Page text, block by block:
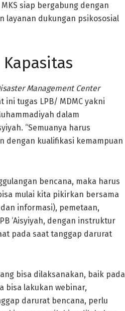
siap bergabung dengan
layanan dukungan psikososial
Management Center
ini tugas LPB/ MDMC yakni
dalam
“Semuanya harus
dengan kualifikasi kemampuan
bencana, maka harus
mulai kita pikirkan bersama
informasi), pemetaan,
‘Aisyiyah, dengan instruktur
pada saat tanggap darurat
bisa dilaksanakan, baik pada
bisa lakukan webinar,
darurat bencana, perlu